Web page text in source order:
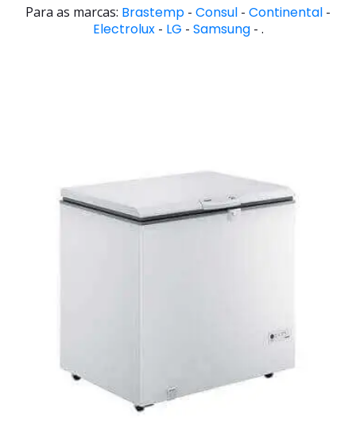
Para as marcas: Brastemp - Consul - Continental -
Electrolux- LG - Samsung- .